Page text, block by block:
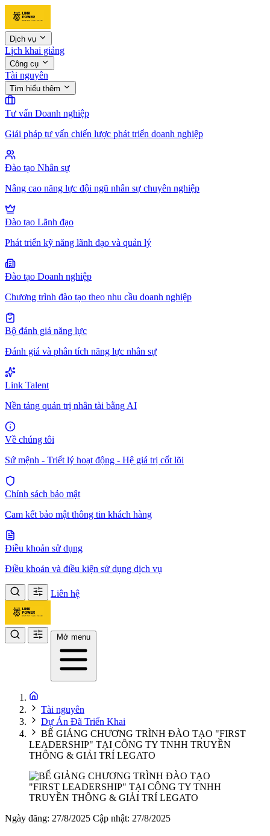
Dịch vụ
Lịch khai giảng
Công cụ
Tài nguyên
Tìm hiểu thêm
Tư vấn Doanh nghiệp
Giải pháp tư vấn chiến lược phát triển doanh nghiệp
Đào tạo Nhân sự
Nâng cao năng lực đội ngũ nhân sự chuyên nghiệp
Đào tạo Lãnh đạo
Phát triển kỹ năng lãnh đạo và quản lý
Đào tạo Doanh nghiệp
Chương trình đào tạo theo nhu cầu doanh nghiệp
Bộ đánh giá năng lực
Đánh giá và phân tích năng lực nhân sự
Link Talent
Nền tảng quản trị nhân tài bằng AI
Về chúng tôi
Sứ mệnh - Triết lý hoạt động - Hệ giá trị cốt lõi
Chính sách bảo mật
Cam kết bảo mật thông tin khách hàng
Điều khoản sử dụng
Điều khoản và điều kiện sử dụng dịch vụ
Liên hệ
Mở menu
Tài nguyên
Dự Án Đã Triển Khai
BẾ GIẢNG CHƯƠNG TRÌNH ĐÀO TẠO "FIRST
LEADERSHIP" TẠI CÔNG TY TNHH TRUYỀN
THÔNG & GIẢI TRÍ LEGATO
Ngày đăng: 27/8/2025 Cập nhật: 27/8/2025